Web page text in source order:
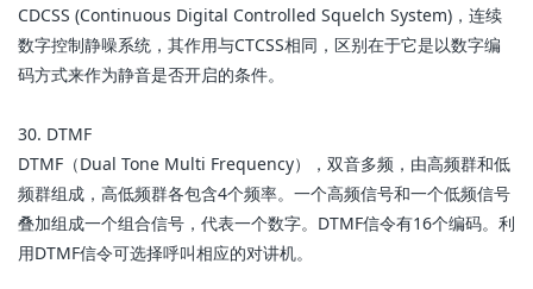
CDCSS (Continuous Digital Controlled Squelch System)，连续
数字控制静噪系统，其作用与CTCSS相同，区别在于它是以数字编
码方式来作为静音是否开启的条件。
30. DTMF
DTMF（Dual Tone Multi Frequency），双音多频，由高频群和低
频群组成，高低频群各包含4个频率。一个高频信号和一个低频信号
叠加组成一个组合信号，代表一个数字。DTMF信令有16个编码。利
用DTMF信令可选择呼叫相应的对讲机。